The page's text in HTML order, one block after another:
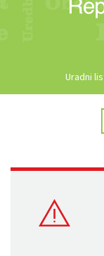
Uradni